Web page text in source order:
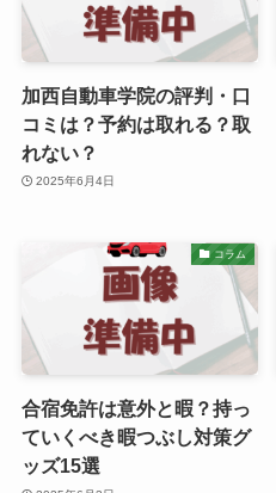
加西自動車学院の評判・口
コミは？予約は取れる？取
れない？
2025年6月4日
コラム
合宿免許は意外と暇？持っ
ていくべき暇つぶし対策グ
ッズ15選